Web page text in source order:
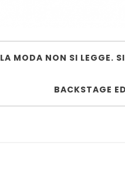
LA MODA NON SI LEGGE.
BACKSTAGE